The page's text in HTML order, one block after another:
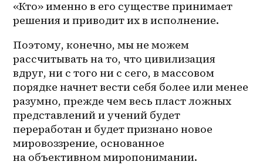
«Кто» именно в его существе принимает
решения и приводит их в исполнение.
Поэтому, конечно, мы не можем
рассчитывать на то, что цивилизация
вдруг, ни с того ни с сего, в массовом
порядке начнет вести себя более или менее
разумно, прежде чем весь пласт ложных
представлений и учений будет
переработан и будет признано новое
мировоззрение, основанное
на объективном миропонимании.